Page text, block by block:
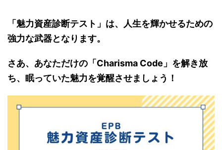
「魅力資産診断テスト」は、人生を輝かせるための
強力な武器となります。
さあ、あなただけの「Charisma Code」を解き放
ち、眠っていた魅力を覚醒させましょう！